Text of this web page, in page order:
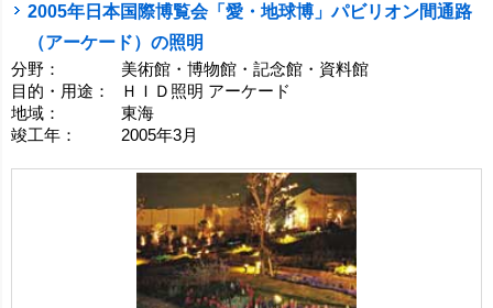
2005年日本国際博覧会「愛・地球博」パビリオン間通路
（アーケード）の照明
分野：
美術館・博物館・記念館・資料館
目的・用途：
ＨＩＤ照明 アーケード
地域：
東海
竣工年：
2005年3月